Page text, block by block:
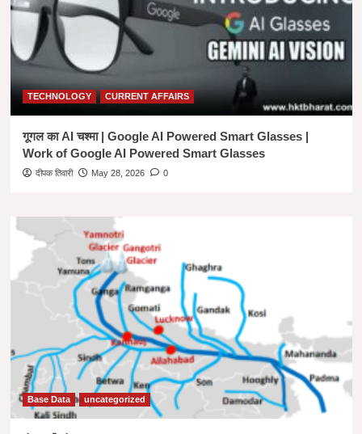
TECHNOLOGY CURRENT AFFAIRS
गूगल का AI चश्मा | Google AI Powered Smart Glasses |
Work of Google AI Powered Smart Glasses
दीपक तिवारी May 28, 2026 0
Base Data uncategorized